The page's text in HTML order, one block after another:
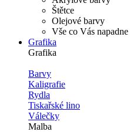
Štětce
Olejové barvy
Vše co Vás napadne
Grafika
Grafika
Barvy
Kaligrafie
Rydla
Tiskařské lino
Válečky
Malba